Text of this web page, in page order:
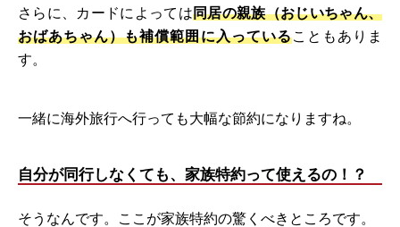
さらに、カードによっては同居の親族（おじいちゃん、
おばあちゃん）も補償範囲に入っていることもありま
す。
一緒に海外旅行へ行っても大幅な節約になりますね。
自分が同行しなくても、家族特約って使えるの！？
そうなんです。ここが家族特約の驚くべきところです。